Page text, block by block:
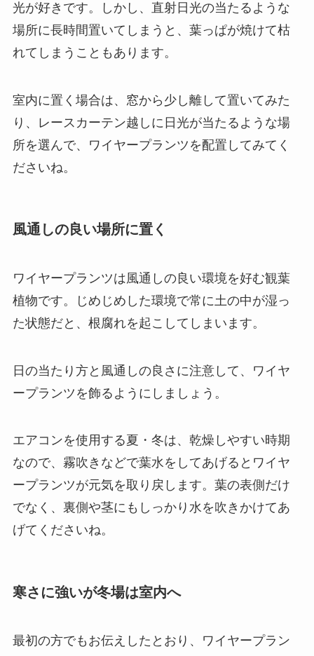
光が好きです。しかし、直射日光の当たるような
場所に長時間置いてしまうと、葉っぱが焼けて枯
れてしまうこともあります。
室内に置く場合は、 窓から少し離して置いてみた
り、レースカーテン越しに日光が当たるような場
所を選んで、ワイヤープランツを配置 してみてく
ださいね。
風通しの良い場所に置く
ワイヤープランツは風通しの良い環境を好む観葉
植物です。じめじめした環境で常に土の中が湿っ
た状態だと、根腐れを起こしてしまいます。
日の当たり方と風通しの良さに注意して、ワイヤ
ープランツを飾る ようにしましょう。
エアコンを使用する夏・冬は、乾燥しやすい時期
なので、 霧吹きなどで葉水をしてあげるとワイヤ
ープランツが元気を取り戻します。葉の表側だけ
でなく、裏側や茎にもしっかり水を吹きかけてあ
げてくださいね。
寒さに強いが冬場は室内へ
最初の方でもお伝えしたとおり、ワイヤープラン